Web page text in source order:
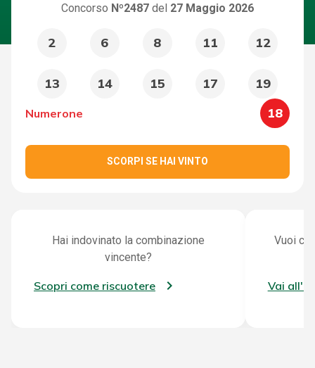
Concorso Nº2487 del 27 Maggio 2026
2 6 8 11 12
13 14 15 17 19
Numerone 18
SCORPI SE HAI VINTO
Hai indovinato la combinazione
vincente?
Scopri come riscuotere
Vuoi
Vai